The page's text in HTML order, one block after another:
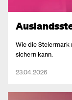
Wie die Steiermark
sichern kann.
23.04.2026